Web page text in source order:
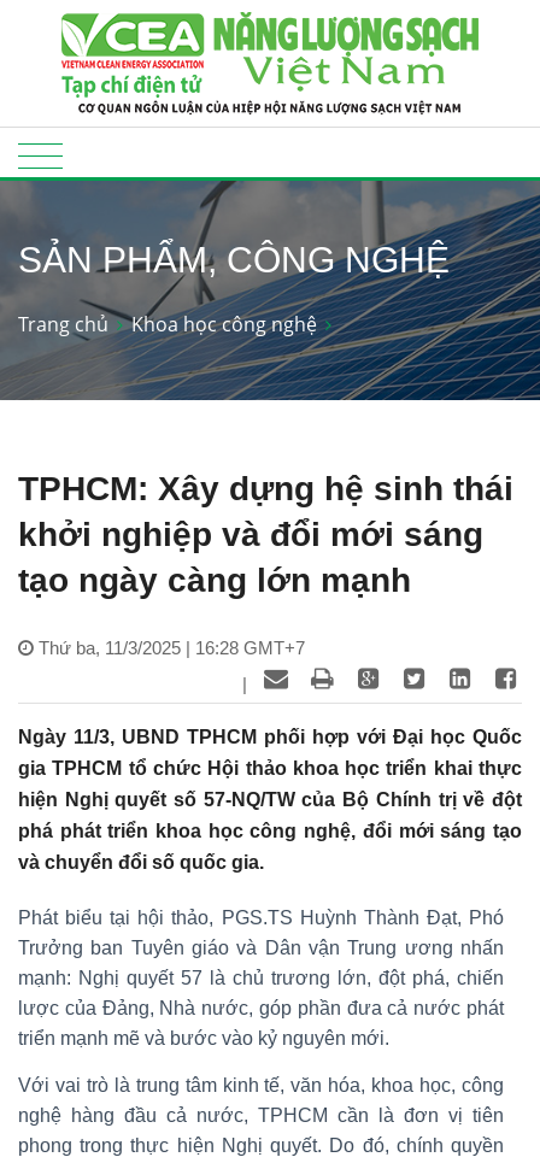
SẢN PHẨM, CÔNG NGHỆ
Trang chủ Khoa học công nghệ
TPHCM: Xây dựng hệ sinh thái
khởi nghiệp và đổi mới sáng
tạo ngày càng lớn mạnh
Thứ ba, 11/3/2025 | 16:28 GMT+7
|
Ngày 11/3, UBND TPHCM phối hợp với Đại học Quốc
gia TPHCM tổ chức Hội thảo khoa học triển khai thực
hiện Nghị quyết số 57-NQ/TW của Bộ Chính trị về đột
phá phát triển khoa học công nghệ, đổi mới sáng tạo
và chuyển đổi số quốc gia.
Phát biểu tại hội thảo, PGS.TS Huỳnh Thành Đạt, Phó
Trưởng ban Tuyên giáo và Dân vận Trung ương nhấn
mạnh: Nghị quyết 57 là chủ trương lớn, đột phá, chiến
lược của Đảng, Nhà nước, góp phần đưa cả nước phát
triển mạnh mẽ và bước vào kỷ nguyên mới.
Với vai trò là trung tâm kinh tế, văn hóa, khoa học, công
nghệ hàng đầu cả nước, TPHCM cần là đơn vị tiên
phong trong thực hiện Nghị quyết. Do đó, chính quyền